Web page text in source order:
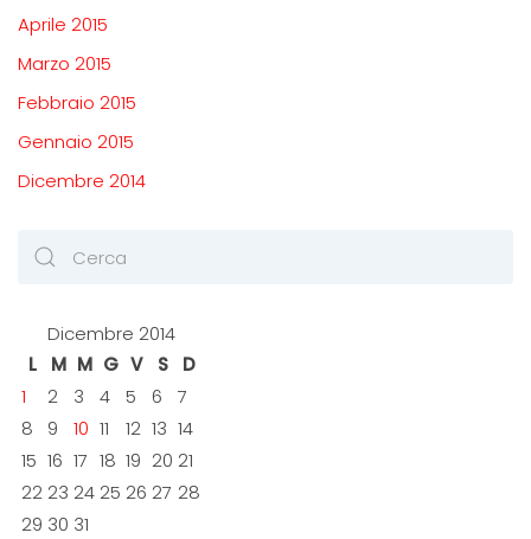
Aprile 2015
Marzo 2015
Febbraio 2015
Gennaio 2015
Dicembre 2014
Dicembre 2014
L
M M G V S
D
1
2 3 4 5 6
7
8
9 10 11 12 13 14
15 16 17 18 19 20 21
22 23 24 25 26 27 28
29 30 31